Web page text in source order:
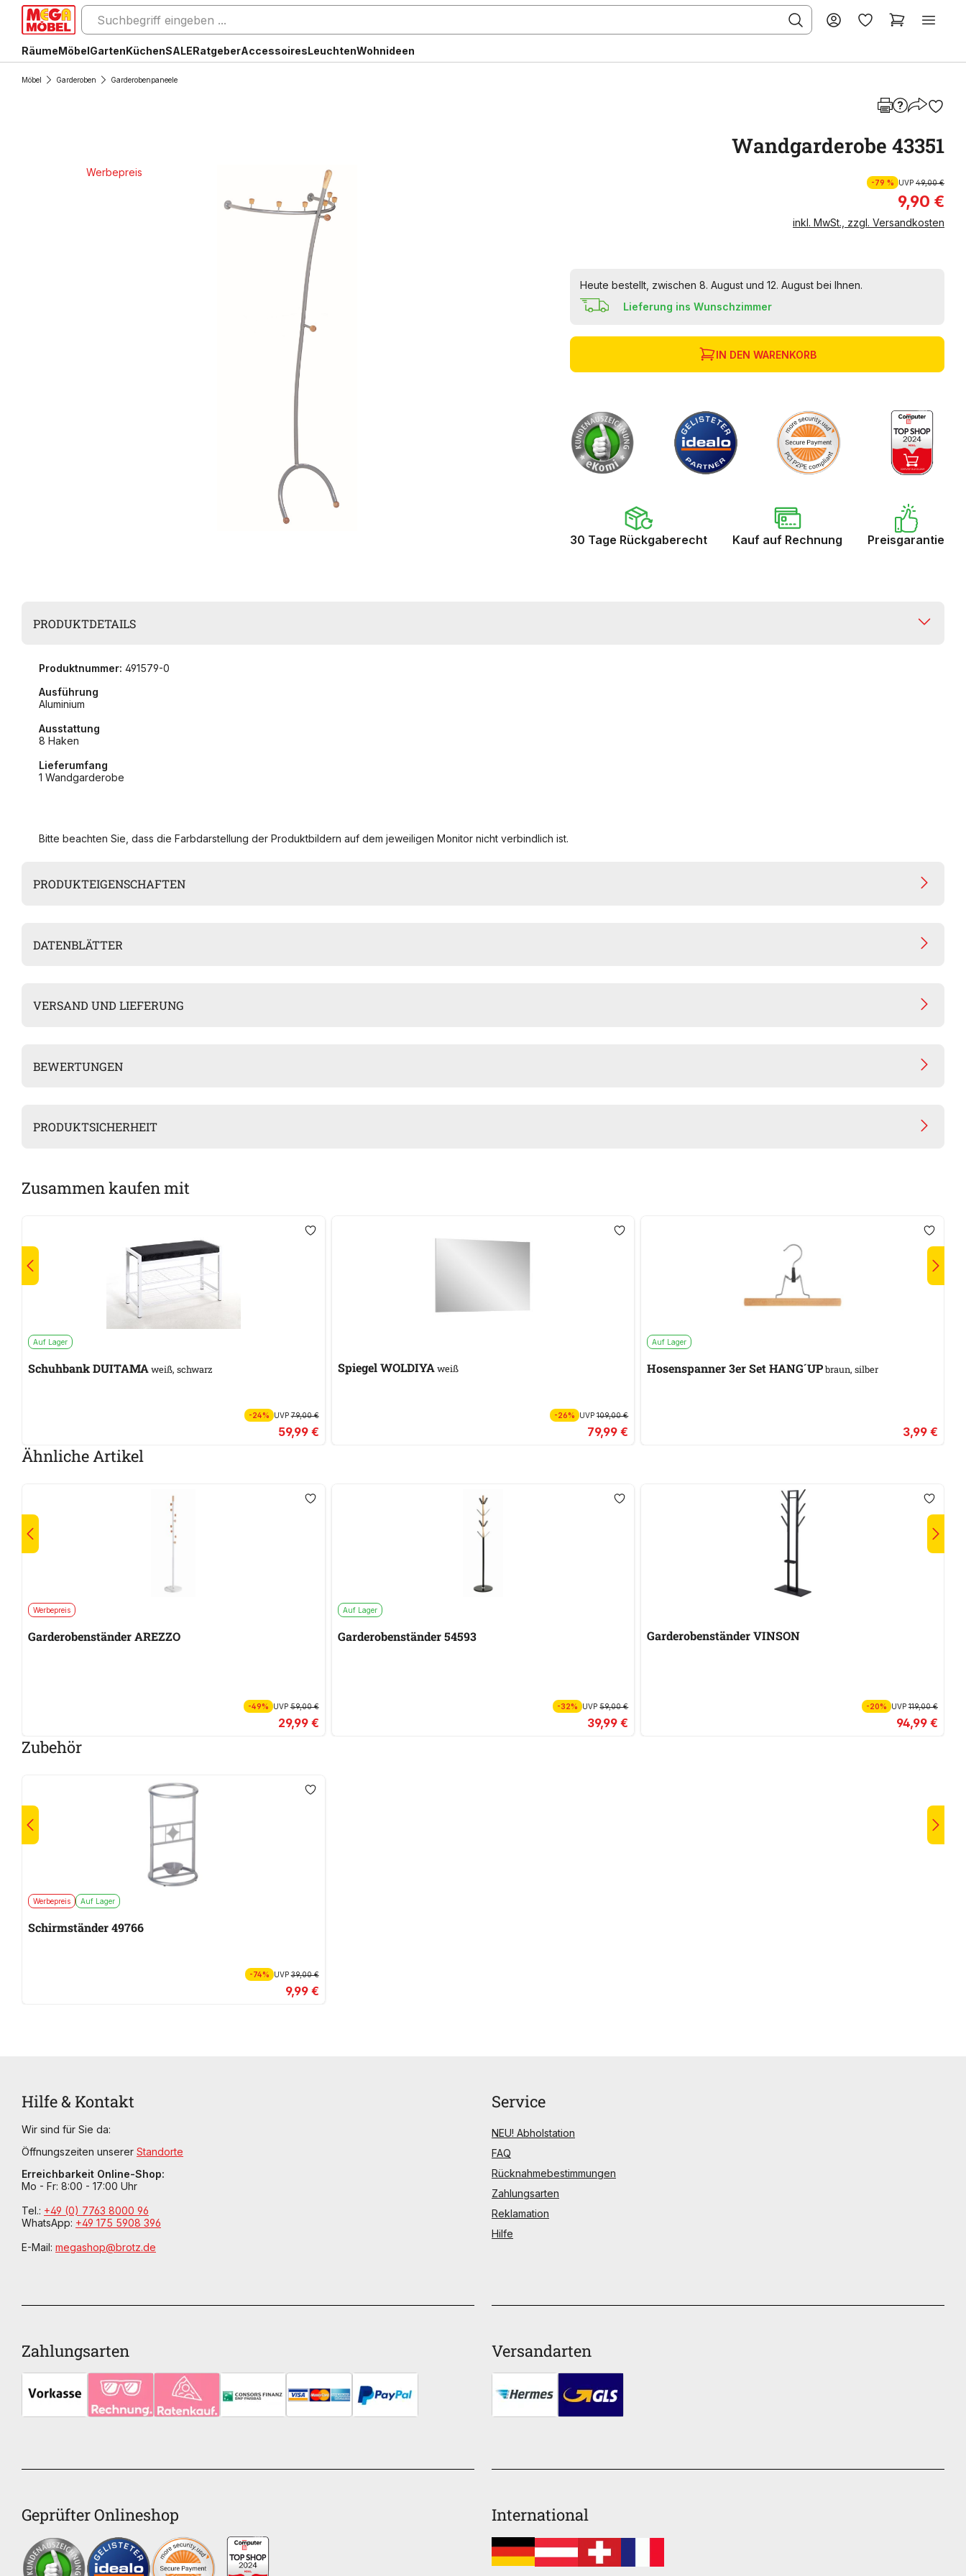
RäumeMöbelGartenKüchenSALERatgeberAccessoiresLeuchtenWohnideen
Möbel Garderoben Garderobenpaneele
Werbepreis
Wandgarderobe 43351
-79 % UVP 49,00 €
9,90 €
inkl. MwSt., zzgl. Versandkosten
Heute bestellt, zwischen 8. August und 12. August bei Ihnen.
Lieferung ins Wunschzimmer
IN DEN WARENKORB
30 Tage Rückgaberecht Kauf auf Rechnung Preisgarantie
PRODUKTDETAILS
Produktnummer: 491579-0
Ausführung
Aluminium
Ausstattung
8 Haken
Lieferumfang
1 Wandgarderobe
Bitte beachten Sie, dass die Farbdarstellung der Produktbildern auf dem jeweiligen Monitor nicht verbindlich ist.
PRODUKTEIGENSCHAFTEN
DATENBLÄTTER
VERSAND UND LIEFERUNG
BEWERTUNGEN
PRODUKTSICHERHEIT
Zusammen kaufen mit
Auf Lager
Schuhbank DUITAMAweiß, schwarz
-24% UVP79,00 €
59,99 €
Spiegel WOLDIYAweiß
-26% UVP109,00 €
79,99 €
Auf Lager
Hosenspanner 3er Set HANG´UPbraun, silber
3,99 €
Ähnliche Artikel
Werbepreis
Garderobenständer AREZZO
-49% UVP59,00 €
29,99 €
Auf Lager
Garderobenständer 54593
-32% UVP59,00 €
39,99 €
Garderobenständer VINSON
-20% UVP 119,00 €
94,99 €
Zubehör
Werbepreis Auf Lager
Schirmständer 49766
-74% UVP39,00 €
9,99 €
Hilfe & Kontakt
Wir sind für Sie da:
Öffnungszeiten unserer Standorte
Erreichbarkeit Online-Shop:
Mo - Fr: 8:00 - 17:00 Uhr
Tel.: +49 (0) 7763 8000 96
WhatsApp: +49 175 5908 396
E-Mail: megashop@brotz.de
Geprüfter Onlineshop
Zahlungsarten Versandarten
International
Service
NEU! Abholstation
FAQ
Rücknahmebestimmungen
Zahlungsarten
Reklamation
Hilfe